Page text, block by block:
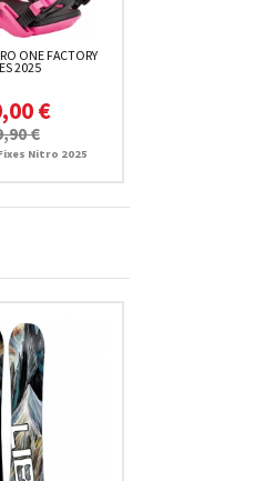
ONE FACTORY
2025
€
€
Nitro 2025